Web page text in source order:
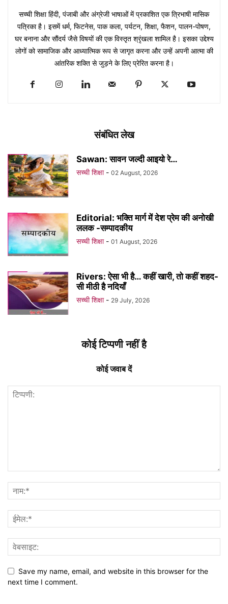
सच्ची शिक्षा हिंदी, पंजाबी और अंग्रेजी भाषाओं में प्रकाशित एक त्रिभाषी मासिक
पत्रिका है। इसमें धर्म, फिटनेस, पाक कला, पर्यटन, शिक्षा, फैशन, पालन-पोषण,
घर बनाना और सौंदर्य जैसे विषयों की एक विस्तृत श्रृंखला शामिल है। इसका उद्देश्य
लोगों को सामाजिक और आध्यात्मिक रूप से जागृत करना और उन्हें अपनी आत्मा की
आंतरिक शक्ति से जुड़ने के लिए प्रेरित करना है।
संबंधित लेख
Sawan: सावन जल्दी आइयो रे…
सच्ची शिक्षा - 02 August, 2026
Editorial: भक्ति मार्ग में देश प्रेम की अनोखी
ललक -सम्पादकीय
सच्ची शिक्षा - 01 August, 2026
Rivers: ऐसा भी है… कहीं खारी, तो कहीं शहद-
सी मीठी है नदियाँ
सच्ची शिक्षा - 29 July, 2026
कोई टिप्पणी नहीं है
कोई जवाब दें
Save my name, email, and website in this browser for the
next time I comment.